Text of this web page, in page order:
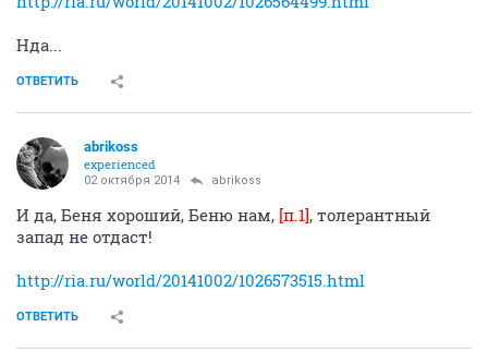
Нда...
ОТВЕТИТЬ
abrikoss
experienced
02 октября 2014 abrikoss
И да, Беня хороший, Беню нам, [п.1], толерантный
запад не отдаст!
http://ria.ru/world/20141002/1026573515.html
ОТВЕТИТЬ